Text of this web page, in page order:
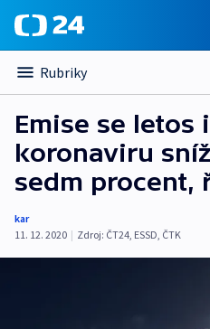
Rubriky
Emise se letos
koronaviru
sedm procent,
kar
11. 12. 2020 | Zdroj: ČT24, ESSD, ČTK